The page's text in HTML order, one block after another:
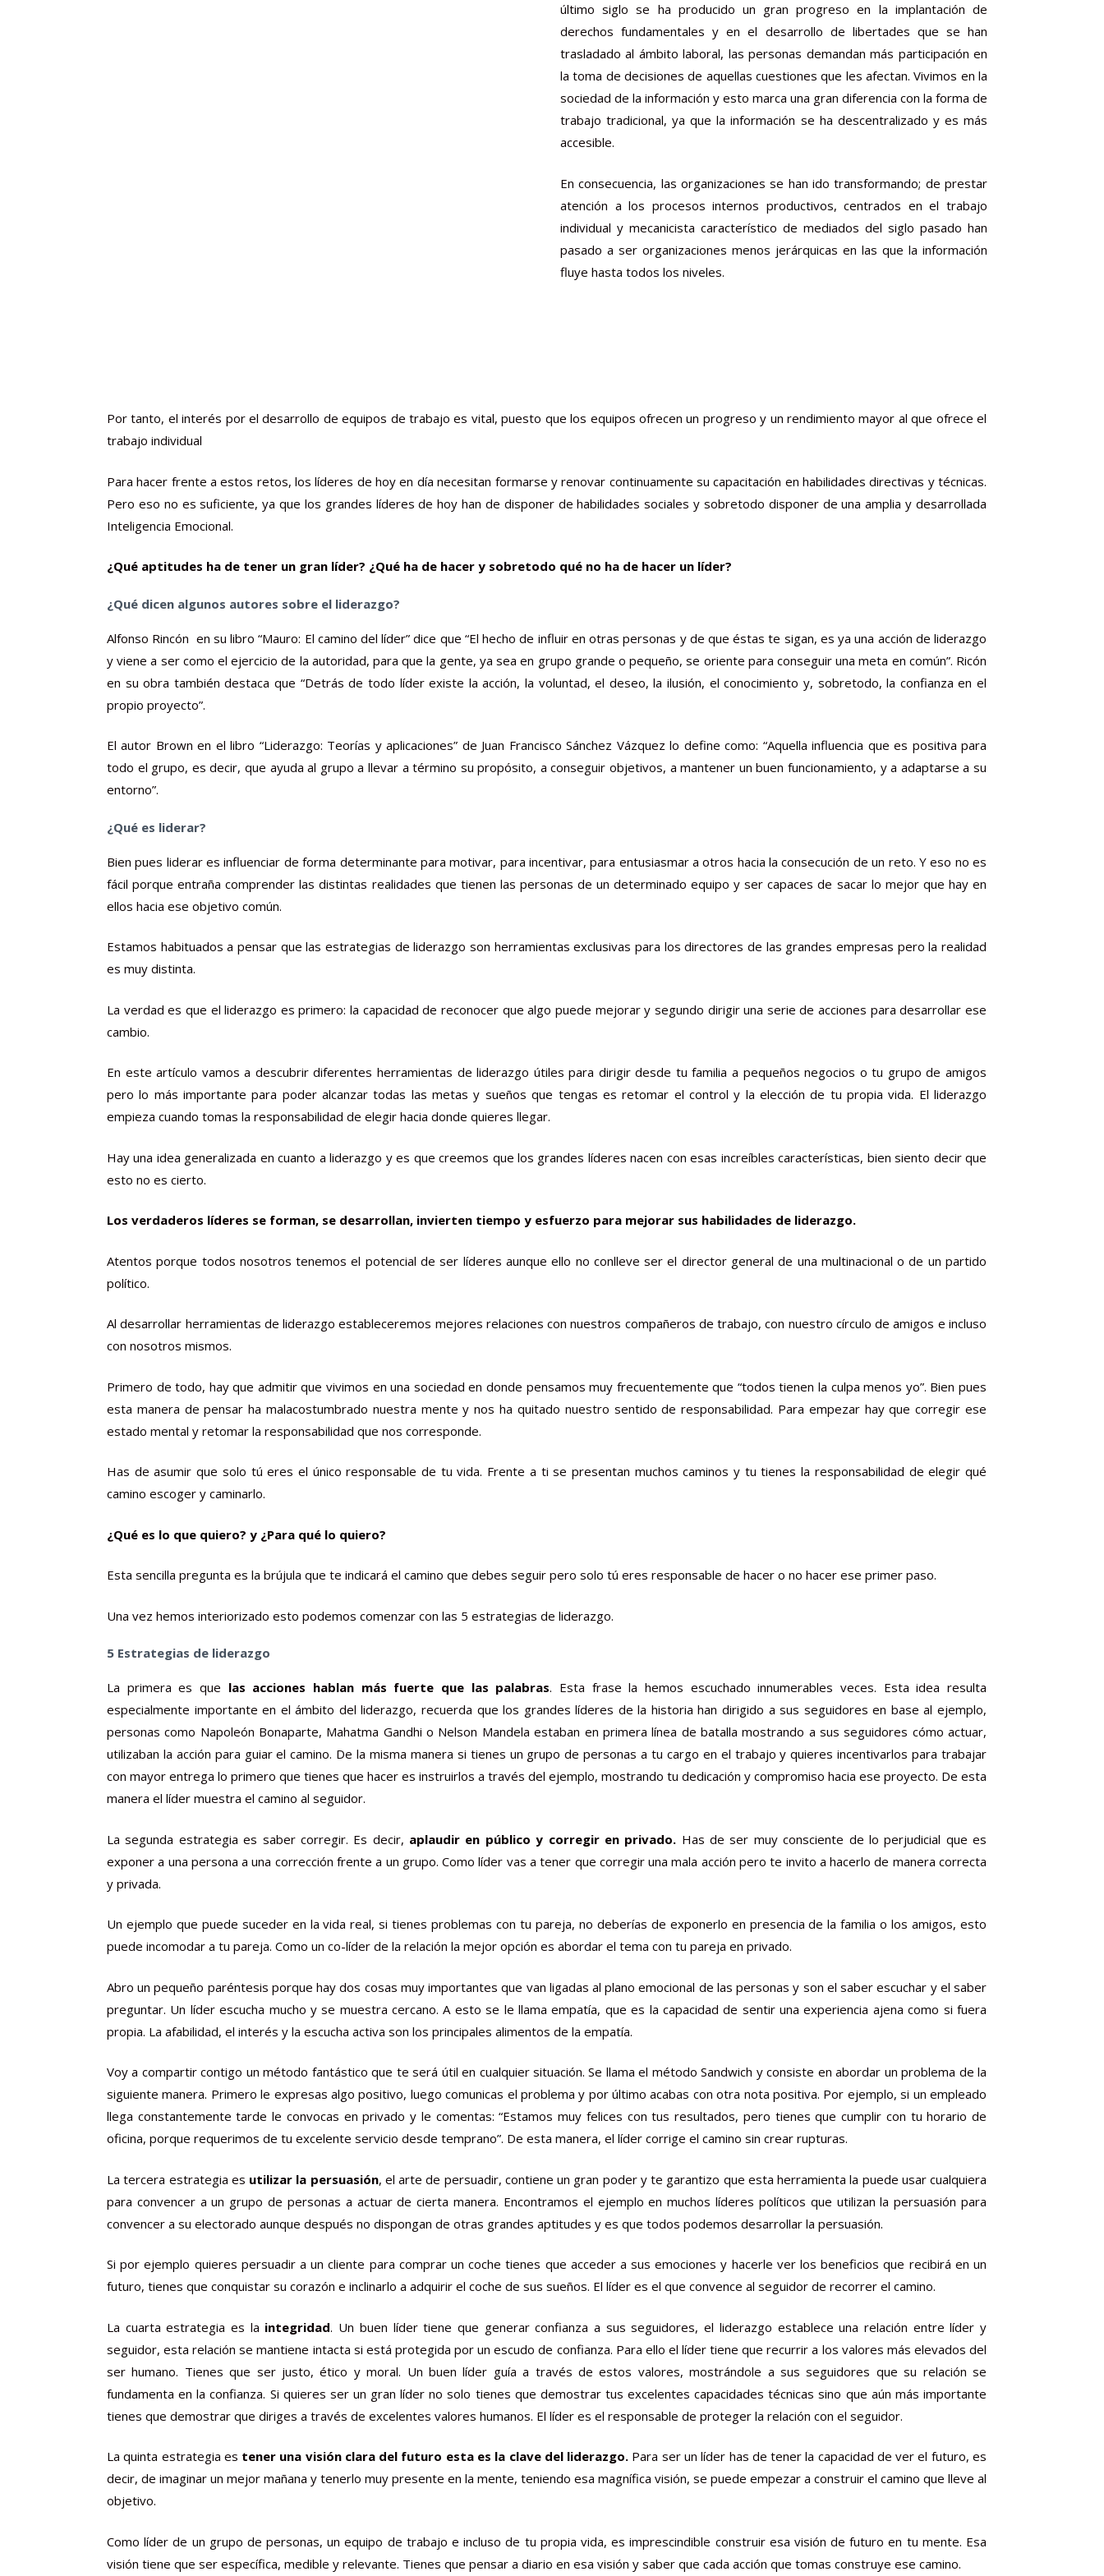
último siglo se ha producido un gran progreso en la implantación de
derechos fundamentales y en el desarrollo de libertades que se han
trasladado al ámbito laboral, las personas demandan más participación en
la toma de decisiones de aquellas cuestiones que les afectan. Vivimos en la
sociedad de la información y esto marca una gran diferencia con la forma de
trabajo tradicional, ya que la información se ha descentralizado y es más
accesible.
En consecuencia, las organizaciones se han ido transformando; de prestar
atención a los procesos internos productivos, centrados en el trabajo
individual y mecanicista característico de mediados del siglo pasado han
pasado a ser organizaciones menos jerárquicas en las que la información
fluye hasta todos los niveles.
Por tanto, el interés por el desarrollo de equipos de trabajo es vital, puesto que los equipos ofrecen un progreso y un rendimiento mayor al que ofrece el
trabajo individual
Para hacer frente a estos retos, los líderes de hoy en día necesitan formarse y renovar continuamente su capacitación en habilidades directivas y técnicas.
Pero eso no es suficiente, ya que los grandes líderes de hoy han de disponer de habilidades sociales y sobretodo disponer de una amplia y desarrollada
Inteligencia Emocional.
¿Qué aptitudes ha de tener un gran líder? ¿Qué ha de hacer y sobretodo qué no ha de hacer un líder?
¿Qué dicen algunos autores sobre el liderazgo?
Alfonso Rincón en su libro “Mauro: El camino del líder” dice que “El hecho de influir en otras personas y de que éstas te sigan, es ya una acción de liderazgo
y viene a ser como el ejercicio de la autoridad, para que la gente, ya sea en grupo grande o pequeño, se oriente para conseguir una meta en común”. Ricón
en su obra también destaca que “Detrás de todo líder existe la acción, la voluntad, el deseo, la ilusión, el conocimiento y, sobretodo, la confianza en el
propio proyecto”.
El autor Brown en el libro “Liderazgo: Teorías y aplicaciones” de Juan Francisco Sánchez Vázquez lo define como: “Aquella influencia que es positiva para
todo el grupo, es decir, que ayuda al grupo a llevar a término su propósito, a conseguir objetivos, a mantener un buen funcionamiento, y a adaptarse a su
entorno”.
¿Qué es liderar?
Bien pues liderar es influenciar de forma determinante para motivar, para incentivar, para entusiasmar a otros hacia la consecución de un reto. Y eso no es
fácil porque entraña comprender las distintas realidades que tienen las personas de un determinado equipo y ser capaces de sacar lo mejor que hay en
ellos hacia ese objetivo común.
Estamos habituados a pensar que las estrategias de liderazgo son herramientas exclusivas para los directores de las grandes empresas pero la realidad
es muy distinta.
La verdad es que el liderazgo es primero: la capacidad de reconocer que algo puede mejorar y segundo dirigir una serie de acciones para desarrollar ese
cambio.
En este artículo vamos a descubrir diferentes herramientas de liderazgo útiles para dirigir desde tu familia a pequeños negocios o tu grupo de amigos
pero lo más importante para poder alcanzar todas las metas y sueños que tengas es retomar el control y la elección de tu propia vida. El liderazgo
empieza cuando tomas la responsabilidad de elegir hacia donde quieres llegar.
Hay una idea generalizada en cuanto a liderazgo y es que creemos que los grandes líderes nacen con esas increíbles características, bien siento decir que
esto no es cierto.
Los verdaderos líderes se forman, se desarrollan, invierten tiempo y esfuerzo para mejorar sus habilidades de liderazgo.
Atentos porque todos nosotros tenemos el potencial de ser líderes aunque ello no conlleve ser el director general de una multinacional o de un partido
político.
Al desarrollar herramientas de liderazgo estableceremos mejores relaciones con nuestros compañeros de trabajo, con nuestro círculo de amigos e incluso
con nosotros mismos.
Primero de todo, hay que admitir que vivimos en una sociedad en donde pensamos muy frecuentemente que “todos tienen la culpa menos yo”. Bien pues
esta manera de pensar ha malacostumbrado nuestra mente y nos ha quitado nuestro sentido de responsabilidad. Para empezar hay que corregir ese
estado mental y retomar la responsabilidad que nos corresponde.
Has de asumir que solo tú eres el único responsable de tu vida. Frente a ti se presentan muchos caminos y tu tienes la responsabilidad de elegir qué
camino escoger y caminarlo.
¿Qué es lo que quiero? y ¿Para qué lo quiero?
Esta sencilla pregunta es la brújula que te indicará el camino que debes seguir pero solo tú eres responsable de hacer o no hacer ese primer paso.
Una vez hemos interiorizado esto podemos comenzar con las 5 estrategias de liderazgo.
5 Estrategias de liderazgo
La primera es que las acciones hablan más fuerte que las palabras. Esta frase la hemos escuchado innumerables veces. Esta idea resulta
especialmente importante en el ámbito del liderazgo, recuerda que los grandes líderes de la historia han dirigido a sus seguidores en base al ejemplo,
personas como Napoleón Bonaparte, Mahatma Gandhi o Nelson Mandela estaban en primera línea de batalla mostrando a sus seguidores cómo actuar,
utilizaban la acción para guiar el camino. De la misma manera si tienes un grupo de personas a tu cargo en el trabajo y quieres incentivarlos para trabajar
con mayor entrega lo primero que tienes que hacer es instruirlos a través del ejemplo, mostrando tu dedicación y compromiso hacia ese proyecto. De esta
manera el líder muestra el camino al seguidor.
La segunda estrategia es saber corregir. Es decir, aplaudir en público y corregir en privado. Has de ser muy consciente de lo perjudicial que es
exponer a una persona a una corrección frente a un grupo. Como líder vas a tener que corregir una mala acción pero te invito a hacerlo de manera correcta
y privada.
Un ejemplo que puede suceder en la vida real, si tienes problemas con tu pareja, no deberías de exponerlo en presencia de la familia o los amigos, esto
puede incomodar a tu pareja. Como un co-líder de la relación la mejor opción es abordar el tema con tu pareja en privado.
Abro un pequeño paréntesis porque hay dos cosas muy importantes que van ligadas al plano emocional de las personas y son el saber escuchar y el saber
preguntar. Un líder escucha mucho y se muestra cercano.A esto se le llama empatía, que es la capacidad de sentir una experiencia ajena como si fuera
propia. La afabilidad, el interés y la escucha activa son los principales alimentos de la empatía.
Voy a compartir contigo un método fantástico que te será útil en cualquier situación. Se llama el método Sandwich y consiste en abordar un problema de la
siguiente manera. Primero le expresas algo positivo, luego comunicas el problema y por último acabas con otra nota positiva. Por ejemplo, si un empleado
llega constantemente tarde le convocas en privado y le comentas: “Estamos muy felices con tus resultados, pero tienes que cumplir con tu horario de
oficina, porque requerimos de tu excelente servicio desde temprano”. De esta manera, el líder corrige el camino sin crear rupturas.
La tercera estrategia es utilizar la persuasión, el arte de persuadir, contiene un gran poder y te garantizo que esta herramienta la puede usar cualquiera
para convencer a un grupo de personas a actuar de cierta manera. Encontramos el ejemplo en muchos líderes políticos que utilizan la persuasión para
convencer a su electorado aunque después no dispongan de otras grandes aptitudes y es que todos podemos desarrollar la persuasión.
Si por ejemplo quieres persuadir a un cliente para comprar un coche tienes que acceder a sus emociones y hacerle ver los beneficios que recibirá en un
futuro, tienes que conquistar su corazón e inclinarlo a adquirir el coche de sus sueños. El líder es el que convence al seguidor de recorrer el camino.
La cuarta estrategia es la integridad. Un buen líder tiene que generar confianza a sus seguidores, el liderazgo establece una relación entre líder y
seguidor, esta relación se mantiene intacta si está protegida por un escudo de confianza. Para ello el líder tiene que recurrir a los valores más elevados del
ser humano. Tienes que ser justo, ético y moral. Un buen líder guía a través de estos valores, mostrándole a sus seguidores que su relación se
fundamenta en la confianza. Si quieres ser un gran líder no solo tienes que demostrar tus excelentes capacidades técnicas sino que aún más importante
tienes que demostrar que diriges a través de excelentes valores humanos. El líder es el responsable de proteger la relación con el seguidor.
La quinta estrategia es tener una visión clara del futuro esta es la clave del liderazgo. Para ser un líder has de tener la capacidad de ver el futuro, es
decir, de imaginar un mejor mañana y tenerlo muy presente en la mente, teniendo esa magnífica visión, se puede empezar a construir el camino que lleve al
objetivo.
Como líder de un grupo de personas, un equipo de trabajo e incluso de tu propia vida, es imprescindible construir esa visión de futuro en tu mente. Esa
visión tiene que ser específica, medible y relevante. Tienes que pensar a diario en esa visión y saber que cada acción que tomas construye ese camino.